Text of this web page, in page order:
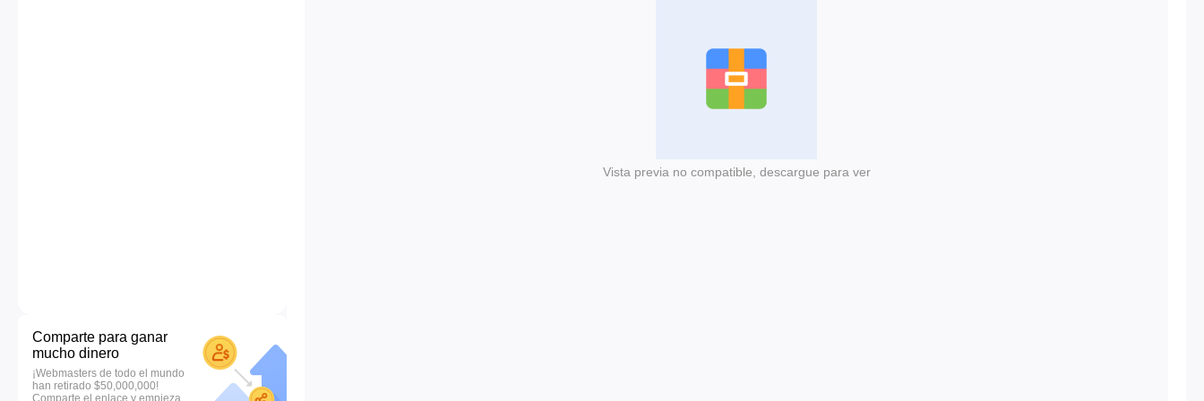
Comparte para ganar
mucho dinero
¡Webmasters de todo el mundo
han retirado $50,000,000!
Comparte el enlace y empieza
Vista previa no compatible, descargue para ver